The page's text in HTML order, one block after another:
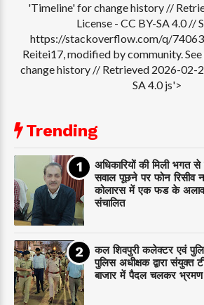
'Timeline' for change history //
License - CC BY-SA 4.0//
https://stackoverflow.com/q/
Reitei17, modified by community.
change history // Retrieved 2026-02-
SA 4.0 js'>
Trending
अधिकारियों की मिली
सवाल पूछने पर फोन रिसीव
कोलारस में एक फड के
संचालित
कल शिवपुरी कलेक्टर एवं
पुलिस अधीक्षक द्वारा
बाजार में पैदल चलकर भ्रमण